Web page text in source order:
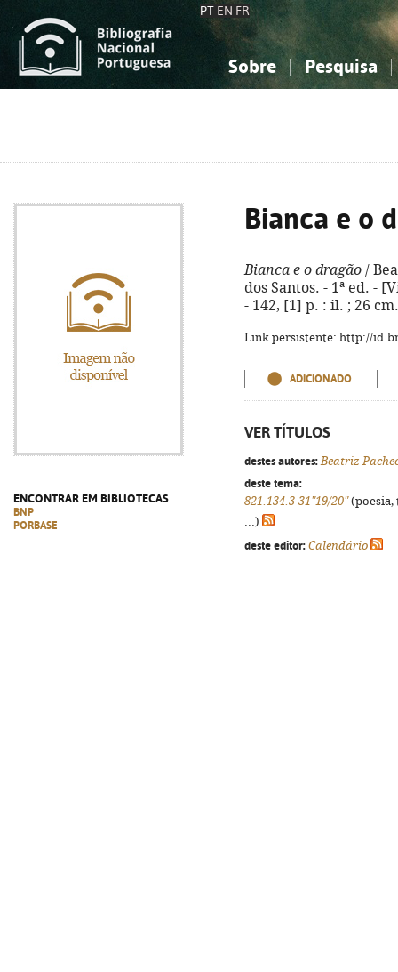
PT EN FR
Sobre Pesquisa
ENCONTRAR EM BIBLIOTECAS
BNP
PORBASE
Bianca e o
Bianca e o dragão /
dos Santos. - 1ª ed. -
- 142, [1] p. : il. ; 26
Link persistente: http://
ADICIONADO
VER TÍTULOS
destes autores: Beatriz
deste tema:
821.134.3-31"19/20"(poesia,
...)
deste editor: Calendário